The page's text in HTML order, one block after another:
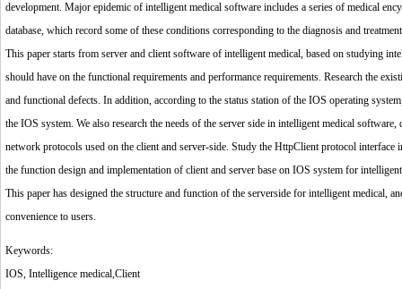
development. Major epidemic of intelligent medical software includes a series of medical
database, which record some of these conditions corresponding to the diagnosis and
This paper starts from server and client software of intelligent medical, based on studying
should have on the functional requirements and performance requirements. Research the
and functional defects. In addition, according to the status station of the IOS operating
the IOS system. We also research the needs of the server side in intelligent medical
network protocols used on the client and server-side. Study the HttpClient protocol
the function design and implementation of client and server base on IOS system for
This paper has designed the structure and function of the serverside for intelligent medical,
convenience to users.
Keywords:
IOS, Intelligence medical,Client